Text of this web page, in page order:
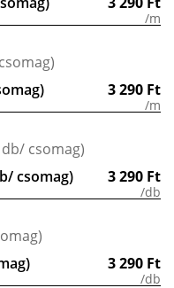
/m
3 290 Ft
/m
csomag) 3 290 Ft
/db
3 290 Ft
/db